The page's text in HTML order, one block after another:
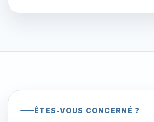
ÊTES-VOUS CONCERNÉ ?